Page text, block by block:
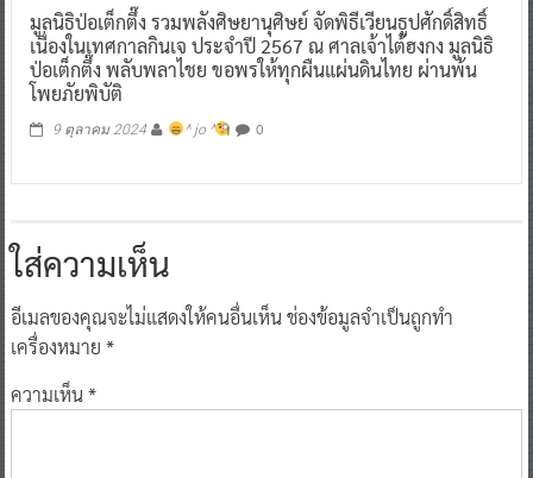
มูลนิธิป่อเต็กตึ๊ง รวมพลังศิษยานุศิษย์ จัดพิธีเวียนธูปศักดิ์สิทธิ์
เนื่องในเทศกาลกินเจ ประจำปี 2567 ณ ศาลเจ้าไต้ฮงกง มูลนิธิ
ป่อเต็กตึ๊ง พลับพลาไชย ขอพรให้ทุกผืนแผ่นดินไทย ผ่านพ้น
โพยภัยพิบัติ
9 ตุลาคม 2024 ^ jo ^ 0
ใส่ความเห็น
อีเมลของคุณจะไม่แสดงให้คนอื่นเห็นช่องข้อมูลจำเป็นถูกทำ
เครื่องหมาย *
ความเห็น*